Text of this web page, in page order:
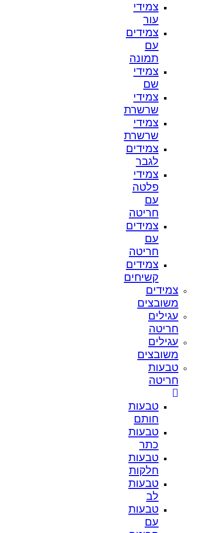
צמידי
עור
צמידים
עם
תמונה
צמידי
שם
צמידי
שרשרת
צמידי
שרשרת
צמידים
לגבר
צמידי
פלטה
עם
חריטה
צמידים
עם
חריטה
צמידים
קשיחים
צמידים
משובצים
עגילים
חריטה
עגילים
משובצים
טבעות
חריטה
טבעות
חותם
טבעות
כתר
טבעות
חלקות
טבעות
לב
טבעות
עם